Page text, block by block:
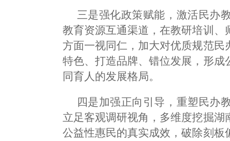
三是强化政策赋能，激活民办
教育资源互通渠道，在教研培训
方面一视同仁，加大对优质规范
特色、打造品牌、错位发展，形
同育人的发展格局。
四是加强正向引导，重塑民办
立足客观调研视角，多维度挖掘
公益性惠民的真实成效，破除刻